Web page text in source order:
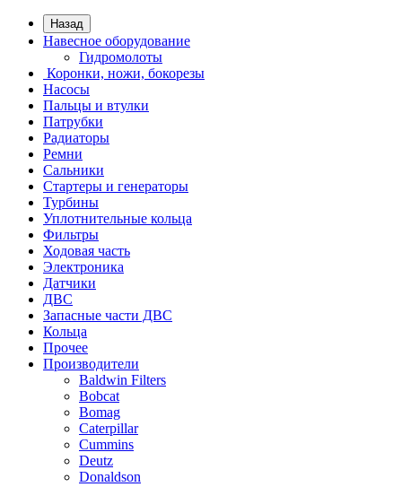
Назад
Навесное оборудование
Гидромолоты
Коронки, ножи, бокорезы
Насосы
Пальцы и втулки
Патрубки
Радиаторы
Ремни
Сальники
Стартеры и генераторы
Турбины
Уплотнительные кольца
Фильтры
Ходовая часть
Электроника
Датчики
ДВС
Запасные части ДВС
Кольца
Прочее
Производители
Baldwin Filters
Bobcat
Bomag
Caterpillar
Cummins
Deutz
Donaldson